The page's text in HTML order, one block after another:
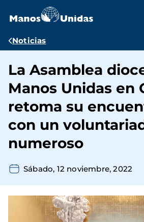
contenido
Ruta
navegación
Noticias
La Asamblea
Manos Unidas en
retoma su
con un
numeroso
Sábado, 12 noviembre, 2022